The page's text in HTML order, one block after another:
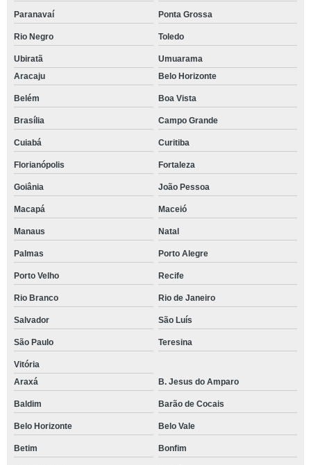
Paranavaí Ponta Grossa
Rio Negro Toledo
Ubiratã
Umuarama
Aracaju
Belo Horizonte
Belém Boa Vista
Brasília Campo Grande
Cuiabá Curitiba
Florianópolis Fortaleza
Goiânia João Pessoa
Macapá Maceió
Manaus Natal
Palmas Porto Alegre
Porto Velho Recife
Rio Branco Rio de Janeiro
Salvador São Luís
São Paulo Teresina
Vitória
Araxá
B. Jesus do Amparo
Baldim Barão de Cocais
Belo Horizonte Belo Vale
Betim Bonfim